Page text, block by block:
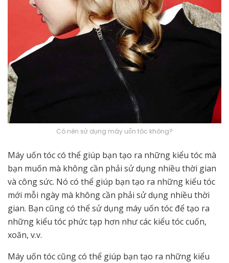
Có nên sử dụng máy uốn tóc không?
Máy uốn tóc có thể giúp bạn tạo ra những kiểu tóc mà
bạn muốn mà không cần phải sử dụng nhiều thời gian
và công sức. Nó có thể giúp bạn tạo ra những kiểu tóc
mới mỗi ngày mà không cần phải sử dụng nhiều thời
gian. Bạn cũng có thể sử dụng máy uốn tóc để tạo ra
những kiểu tóc phức tạp hơn như các kiểu tóc cuốn,
xoăn, v.v.
Máy uốn tóc cũng có thể giúp bạn tạo ra những kiểu